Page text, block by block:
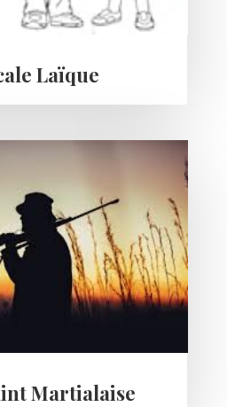
Laïque
Martialaise